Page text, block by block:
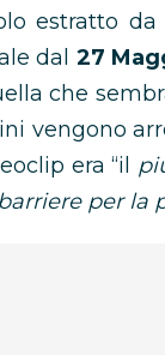
estratto da
dal 27
che
vengono
era “il
per la